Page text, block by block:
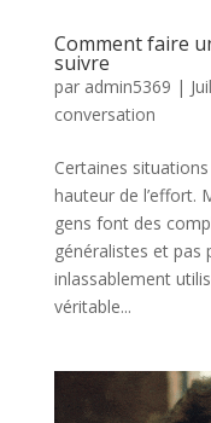
Comment faire
suivre
par admin5369 |
conversation
Certaines
hauteur de l’effort.
gens font des
généralistes et pas
inlassablement
véritable...